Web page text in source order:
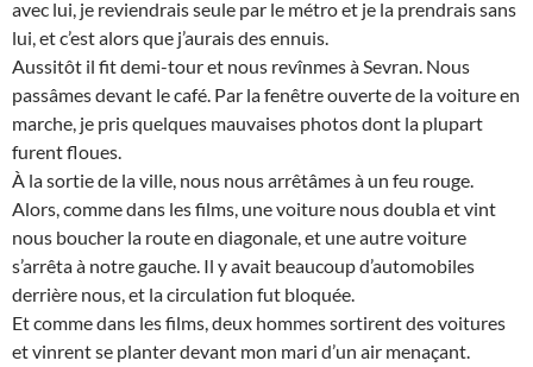
avec lui, je reviendrais seule par le métro et je la prendrais sans
lui, et c’est alors que j’aurais des ennuis.
Aussitôt il fit demi-tour et nous revînmes à Sevran. Nous
passâmes devant le café. Par la fenêtre ouverte de la voiture en
marche, je pris quelques mauvaises photos dont la plupart
furent floues.
À la sortie de la ville, nous nous arrêtâmes à un feu rouge.
Alors, comme dans les films, une voiture nous doubla et vint
nous boucher la route en diagonale, et une autre voiture
s’arrêta à notre gauche. Il y avait beaucoup d’automobiles
derrière nous, et la circulation fut bloquée.
Et comme dans les films, deux hommes sortirent des voitures
et vinrent se planter devant mon mari d’un air menaçant.